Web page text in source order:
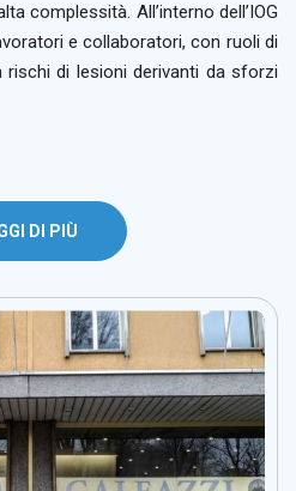
complessità. All’interno dell’IOG
e collaboratori, con ruoli di
di lesioni derivanti da sforzi
DI PIÙ